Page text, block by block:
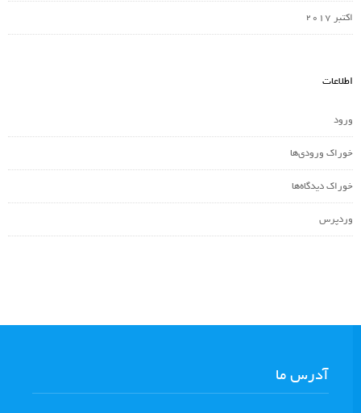
اکتبر 2017
اطلاعات
ورود
خوراک ورودی‌ها
خوراک دیدگاه‌ها
وردپرس
آدرس ما